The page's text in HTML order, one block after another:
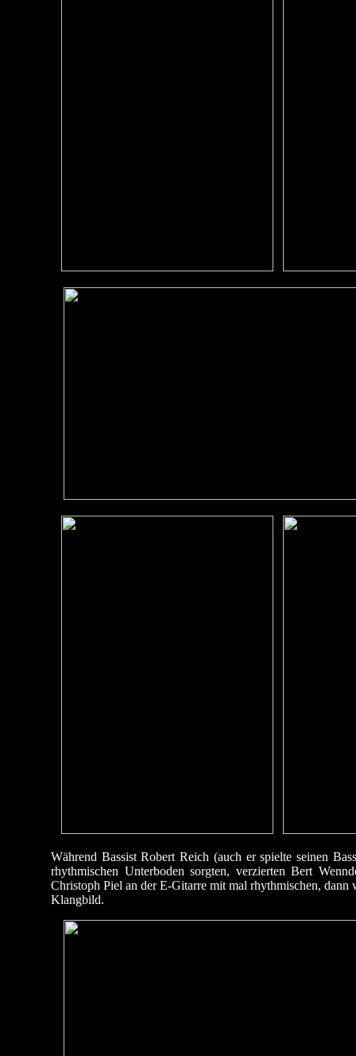
Während Bassist Robert Reich (auch er spielte seinen
rhythmischen Unterboden sorgten, verzierten Bert
Christoph Piel an der E-Gitarre mit mal rhythmischen,
Klangbild.